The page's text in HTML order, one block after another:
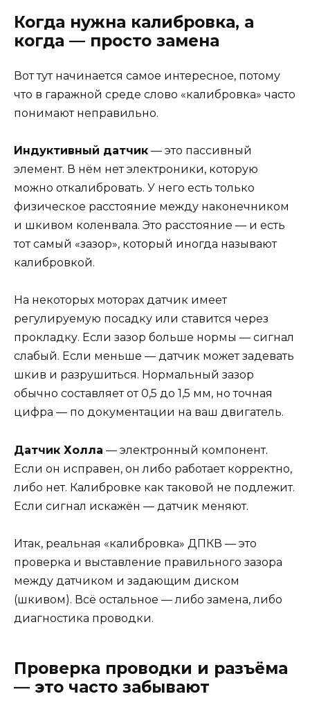
Когда нужна калибровка, а
когда — просто замена
Вот тут начинается самое интересное, потому
что в гаражной среде слово «калибровка» часто
понимают неправильно.
Индуктивный датчик — это пассивный
элемент. В нём нет электроники, которую
можно откалибровать. У него есть только
физическое расстояние между наконечником
и шкивом коленвала. Это расстояние — и есть
тот самый «зазор», который иногда называют
калибровкой.
На некоторых моторах датчик имеет
регулируемую посадку или ставится через
прокладку. Если зазор больше нормы — сигнал
слабый. Если меньше — датчик может задевать
шкив и разрушиться. Нормальный зазор
обычно составляет от 0,5 до 1,5 мм, но точная
цифра — по документации на ваш двигатель.
Датчик Холла — электронный компонент.
Если он исправен, он либо работает корректно,
либо нет. Калибровке как таковой не подлежит.
Если сигнал искажён — датчик меняют.
Итак, реальная «калибровка» ДПКВ — это
проверка и выставление правильного зазора
между датчиком и задающим диском
(шкивом). Всё остальное — либо замена, либо
диагностика проводки.
Проверка проводки и разъёма
— это часто забывают